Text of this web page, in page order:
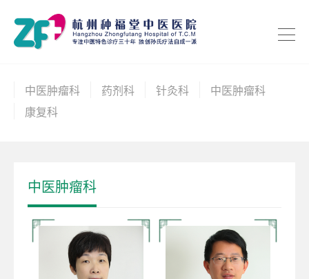
中医肿瘤科 药剂科 针灸科
中医肿瘤科
康复科
中医肿瘤科